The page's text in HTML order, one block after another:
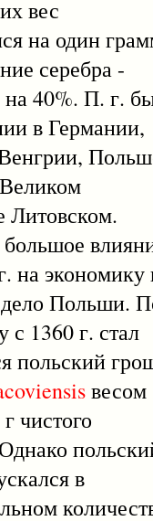
вес
на один
серебра -
на 40%. П. г.
в Германии,
Литовском.
на экономику
Польши.
с 1360 г. стал
польский
весом
чистого
в